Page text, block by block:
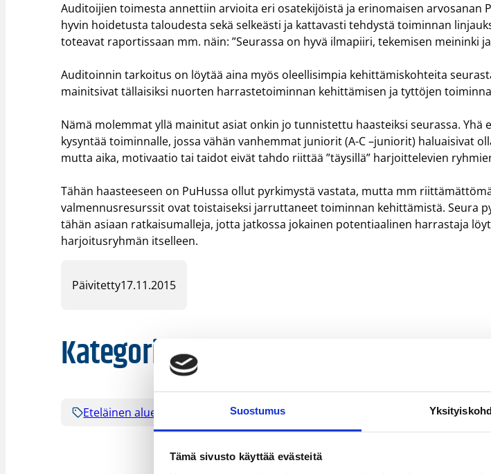
Suostumus
Tämä sivusto käyttää evästeitä
Auditoijien toimesta annettiin arvioita eri osatekijöistä ja erinomaisen arvosanan
hyvin hoidetusta taloudesta sekä selkeästi ja kattavasti tehdystä toiminnan
toteavat raportissaan mm. näin: ”Seurassa on hyvä ilmapiiri, tekemisen meininki
Auditoinnin tarkoitus on löytää aina myös oleellisimpia kehittämiskohteita
mainitsivat tällaisiksi nuorten harrastetoiminnan kehittämisen ja tyttöjen
Nämä molemmat yllä mainitut asiat onkin jo tunnistettu haasteiksi seurassa. Yhä
kysyntää toiminnalle, jossa vähän vanhemmat juniorit (A-C –juniorit) haluaisivat
mutta aika, motivaatio tai taidot eivät tahdo riittää ”täysillä” harjoittelevien
Tähän haasteeseen on PuHussa ollut pyrkimystä vastata, mutta mm
valmennusresurssit ovat toistaiseksi jarruttaneet toiminnan kehittämistä. Seura
tähän asiaan ratkaisumalleja, jotta jatkossa jokainen potentiaalinen harrastaja
harjoitusryhmän itselleen.
Päivitetty17.11.2015
Kategoriat
Eteläinen alue Seura tiedottaa